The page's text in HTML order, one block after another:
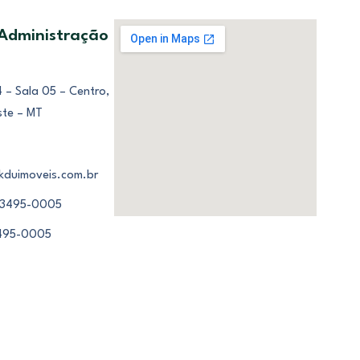
– Sala 05 – Centro,
– MT
0005
0005